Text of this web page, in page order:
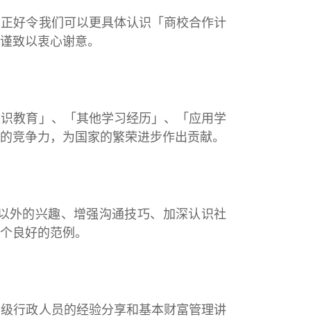
好令我们可以更具体认识「商校合作计
致以衷心谢意。
教育」、「其他学习经历」、「应用学
争力，为国家的繁荣进步作出贡献。
外的兴趣、增强沟通技巧、加深认识社
良好的范例。
行政人员的经验分享和基本财富管理讲